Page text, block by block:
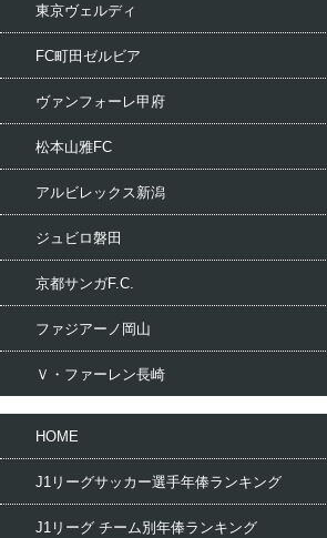
東京ヴェルディ
FC町田ゼルビア
ヴァンフォーレ甲府
松本山雅FC
アルビレックス新潟
ジュビロ磐田
京都サンガF.C.
ファジアーノ岡山
Ｖ・ファーレン長崎
HOME
J1リーグサッカー選手年俸ランキング
J1リーグ チーム別年俸ランキング